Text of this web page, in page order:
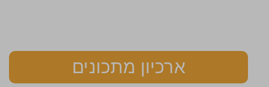
ארכיון מתכונים